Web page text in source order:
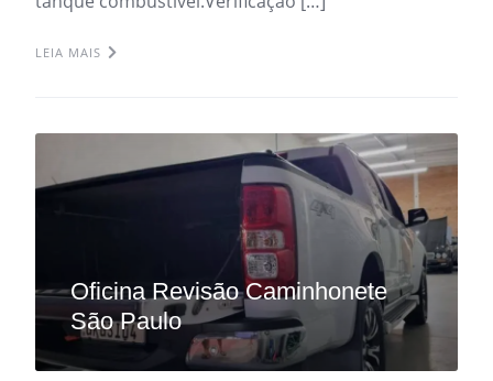
LEIA MAIS
Oficina Revisão Caminhonete
São Paulo